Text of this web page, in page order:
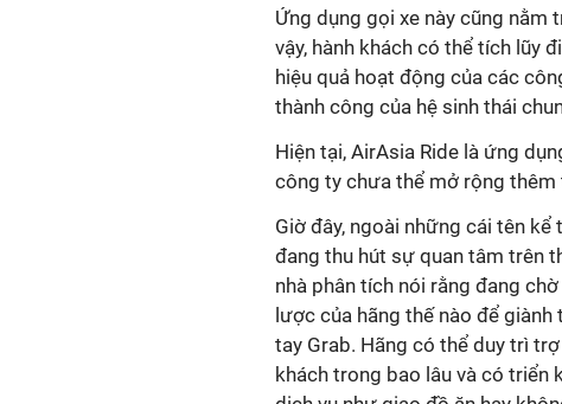
Ứng dụng gọi xe này cũng nằm
vậy, hành khách có thể tích lũy
hiệu quả hoạt động của các
thành công của hệ sinh thái
Hiện tại, AirAsia Ride là ứng
công ty chưa thể mở rộng thêm
Giờ đây, ngoài những cái tên kể
đang thu hút sự quan tâm trên
nhà phân tích nói rằng đang
lược của hãng thế nào để giành
tay Grab. Hãng có thể duy trì
khách trong bao lâu và có triển